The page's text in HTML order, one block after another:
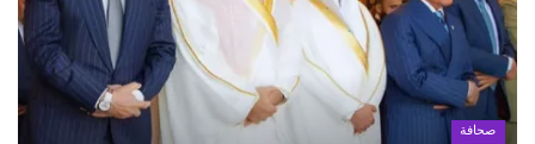
صحافة